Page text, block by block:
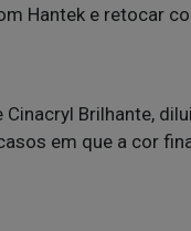
Hantek e retocar
Brilhante,
em que a cor